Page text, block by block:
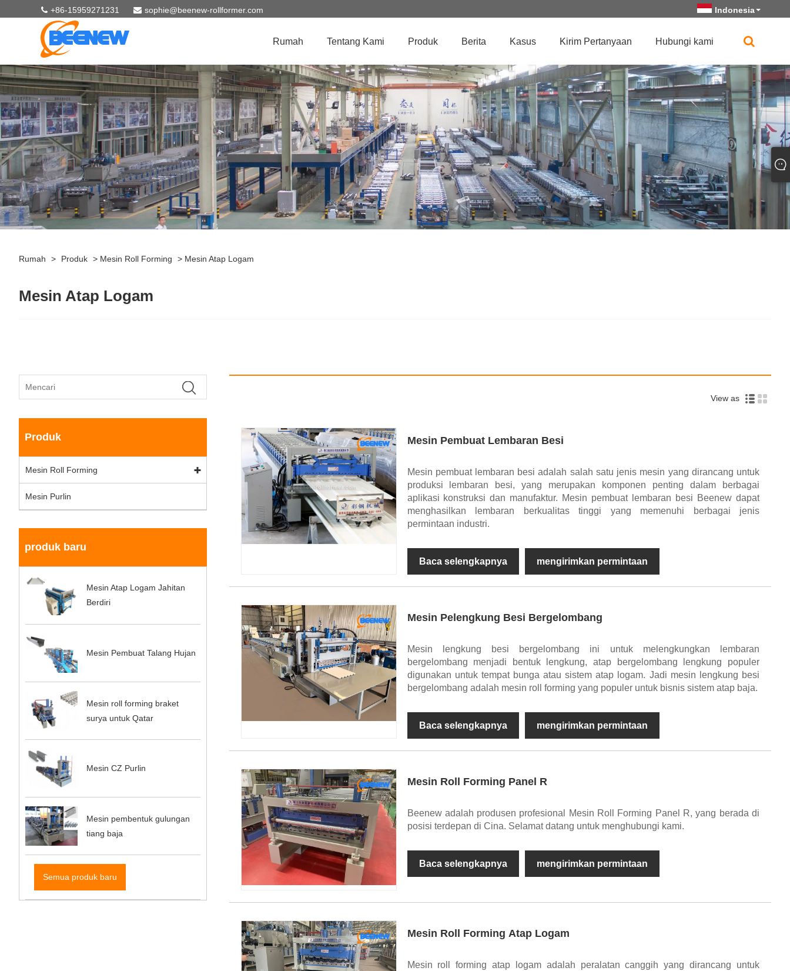
+86-15959271231 sophie@beenew-rollformer.com Indonesia
Rumah Tentang Kami Produk Berita Kasus Kirim Pertanyaan Hubungi kami
Rumah > Produk > Mesin Roll Forming > Mesin Atap Logam
Mesin Atap Logam
Produk
Mesin Roll Forming
Mesin Purlin
produk baru
Mesin Atap Logam Jahitan
Berdiri
Mesin Pembuat Talang Hujan
Mesin roll forming braket
surya untuk Qatar
Mesin CZ Purlin
Mesin pembentuk gulungan
tiang baja
Semua produk baru
View as
Mesin Pembuat Lembaran Besi
Mesin pembuat lembaran besi adalah salah satu jenis mesin yang dirancang untuk
produksi lembaran besi, yang merupakan komponen penting dalam berbagai
aplikasi konstruksi dan manufaktur. Mesin pembuat lembaran besi Beenew dapat
menghasilkan lembaran berkualitas tinggi yang memenuhi berbagai jenis
permintaan industri.
Baca selengkapnya mengirimkan permintaan
Mesin Pelengkung Besi Bergelombang
Mesin lengkung besi bergelombang ini untuk melengkungkan lembaran
bergelombang menjadi bentuk lengkung, atap bergelombang lengkung populer
digunakan untuk tempat bunga atau sistem atap logam. Jadi mesin lengkung besi
bergelombang adalah mesin roll forming yang populer untuk bisnis sistem atap baja.
Baca selengkapnya mengirimkan permintaan
Mesin Roll Forming Panel R
Beenew adalah produsen profesional Mesin Roll Forming Panel R, yang berada di
posisi terdepan di Cina. Selamat datang untuk menghubungi kami.
Baca selengkapnya mengirimkan permintaan
Mesin Roll Forming Atap Logam
Mesin roll forming atap logam adalah peralatan canggih yang dirancang untuk